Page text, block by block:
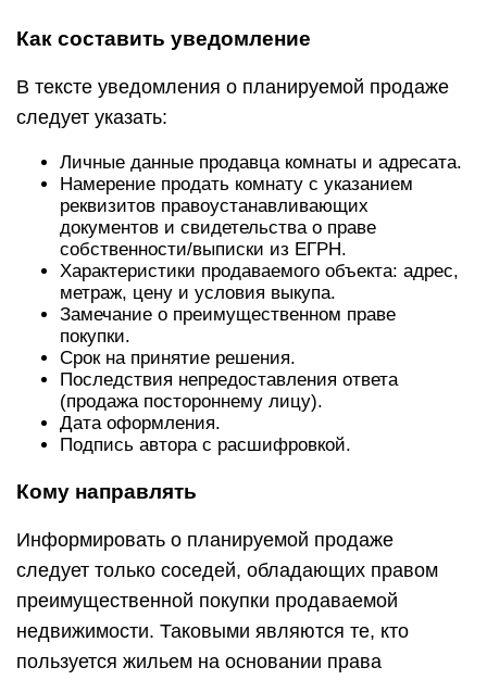
Как составить уведомление
В тексте уведомления о планируемой продаже
следует указать:
Личные данные продавца комнаты и адресата.
Намерение продать комнату с указанием
реквизитов правоустанавливающих
документов и свидетельства о праве
собственности/выписки из ЕГРН.
Характеристики продаваемого объекта: адрес,
метраж, цену и условия выкупа.
Замечание о преимущественном праве
покупки.
Срок на принятие решения.
Последствия непредоставления ответа
(продажа постороннему лицу).
Дата оформления.
Подпись автора с расшифровкой.
Кому направлять
Информировать о планируемой продаже
следует только соседей, обладающих правом
преимущественной покупки продаваемой
недвижимости. Таковыми являются те, кто
пользуется жильем на основании права